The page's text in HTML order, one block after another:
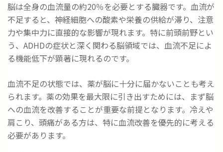
脳は全身の血流量の約20％を必要とする臓器です。血流が
不足すると、神経細胞への酸素や栄養の供給が滞り、注意
力や集中力に直接的な影響が現れます。特に前頭前野とい
う、ADHDの症状と深く関わる脳領域では、血流不足によ
る機能低下が顕著に現れるのです。
血流不足の状態では、薬が脳に十分に届かないことも考え
られます。薬の効果を最大限に引き出すためには、まず脳
への血流を改善することが重要な前提となります。冷えや
肩こり、頭痛がある方は、特に血流改善を優先的に考える
必要があります。